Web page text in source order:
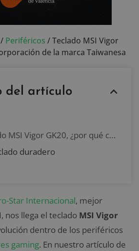
/ Periféricos /Teclado MSI Vigor
de la marca Taiwanesa
del artículo
Teclado MSI Vigor GK20, ¿por qué comprarlo?
duradero
Star Internacional, mejor
nos llega el teclado MSI Vigor
dentro de los periféricos
gaming. En nuestro artículo de